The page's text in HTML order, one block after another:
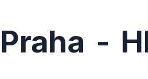
Praha -